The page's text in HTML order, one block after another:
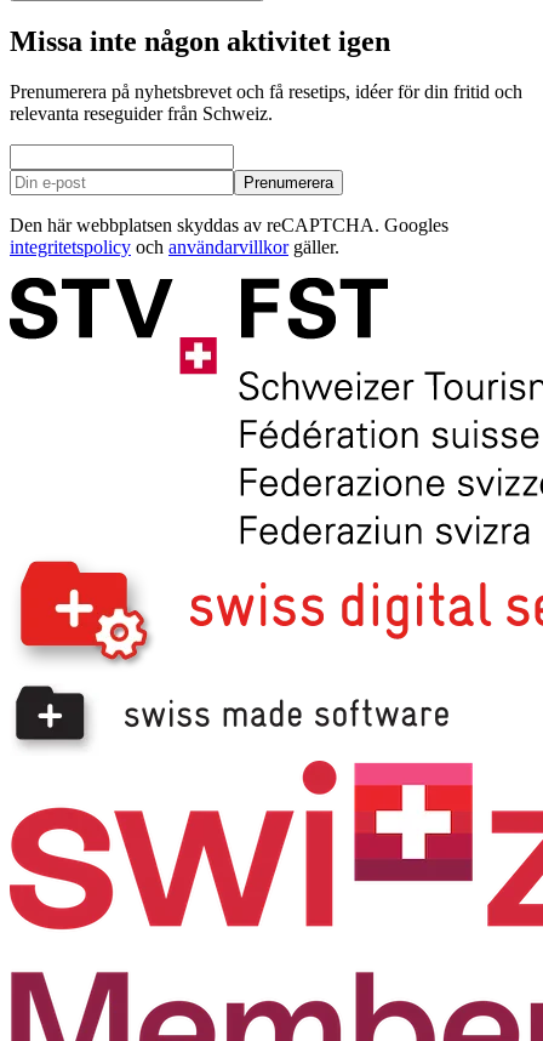
Missa inte någon aktivitet igen
Prenumerera på nyhetsbrevet och få resetips, idéer för din fritid och
relevanta reseguider från Schweiz.
Prenumerera
Den här webbplatsen skyddas av reCAPTCHA. Googles
integritetspolicy och användarvillkorgäller.